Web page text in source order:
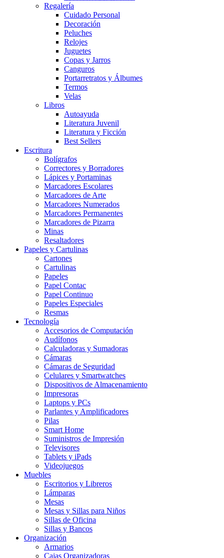
Regalería
Cuidado Personal
Decoración
Peluches
Relojes
Juguetes
Copas y Jarros
Canguros
Portarretratos y Álbumes
Termos
Velas
Libros
Autoayuda
Literatura Juvenil
Literatura y Ficción
Best Sellers
Escritura
Bolígrafos
Correctores y Borradores
Lápices y Portaminas
Marcadores Escolares
Marcadores de Arte
Marcadores Numerados
Marcadores Permanentes
Marcadores de Pizarra
Minas
Resaltadores
Papeles y Cartulinas
Cartones
Cartulinas
Papeles
Papel Contac
Papel Continuo
Papeles Especiales
Resmas
Tecnología
Accesorios de Computación
Audífonos
Calculadoras y Sumadoras
Cámaras
Cámaras de Seguridad
Celulares y Smartwatches
Dispositivos de Almacenamiento
Impresoras
Laptops y PCs
Parlantes y Amplificadores
Pilas
Smart Home
Suministros de Impresión
Televisores
Tablets y iPads
Videojuegos
Muebles
Escritorios y Libreros
Lámparas
Mesas
Mesas y Sillas para Niños
Sillas de Oficina
Sillas y Bancos
Organización
Armarios
Cajas Organizadoras